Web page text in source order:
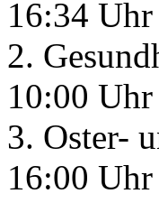
16:34 Uhr
2.
10:00 Uhr
3. Oster-
16:00 Uhr